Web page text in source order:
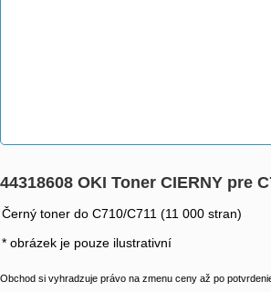
44318608 OKI Toner CIERNY pre
Černý toner do C710/C711 (11 000 stran)
* obrázek je pouze ilustrativní
Obchod si vyhradzuje právo na zmenu ceny až po